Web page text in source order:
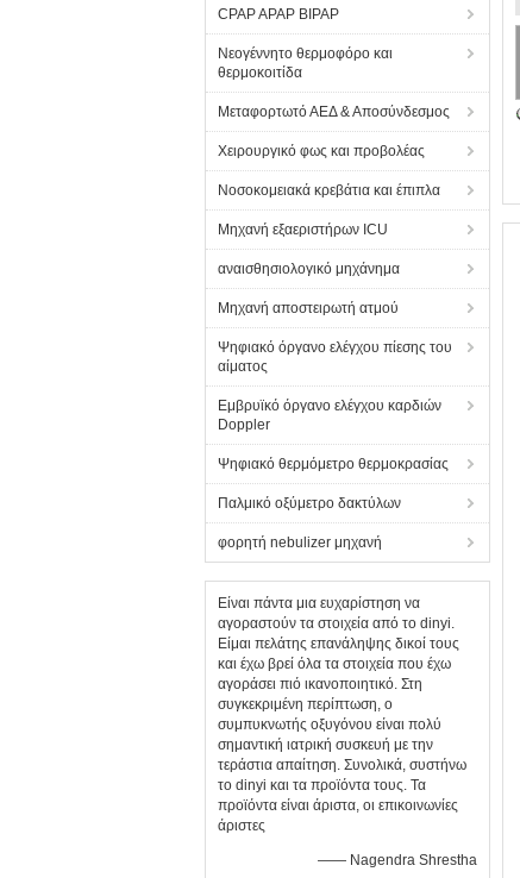
CPAP APAP BIPAP
Νεογέννητο θερμοφόρο και
θερμοκοιτίδα
Μεταφορτωτό ΑΕΔ & Αποσύνδεσμος
Χειρουργικό φως και προβολέας
Νοσοκομειακά κρεβάτια και έπιπλα
Μηχανή εξαεριστήρων ICU
αναισθησιολογικό μηχάνημα
Μηχανή αποστειρωτή ατμού
Ψηφιακό όργανο ελέγχου πίεσης του
αίματος
Εμβρυϊκό όργανο ελέγχου καρδιών
Doppler
Ψηφιακό θερμόμετρο θερμοκρασίας
Παλμικό οξύμετρο δακτύλων
φορητή nebulizer μηχανή
Είναι πάντα μια ευχαρίστηση να
αγοραστούν τα στοιχεία από το dinyi.
Είμαι πελάτης επανάληψης δικοί τους
και έχω βρεί όλα τα στοιχεία που έχω
αγοράσει πιό ικανοποιητικό. Στη
συγκεκριμένη περίπτωση, ο
συμπυκνωτής οξυγόνου είναι πολύ
σημαντική ιατρική συσκευή με την
τεράστια απαίτηση. Συνολικά, συστήνω
το dinyi και τα προϊόντα τους. Τα
προϊόντα είναι άριστα, οι επικοινωνίες
άριστες
—— Nagendra Shrestha